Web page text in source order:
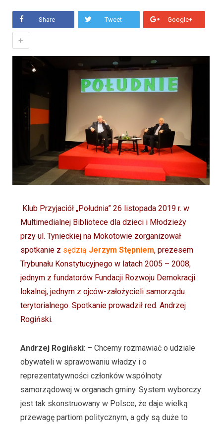
Share Tweet Google+
+
Klub Przyjaciół „Południa” 26 listopada 2019 r. w
Multimedialnej Bibliotece dla dzieci i Młodzieży
przy ul. Tynieckiej na Mokotowie zorganizował
spotkanie z sędzią Jerzym Stępniem, prezesem
Trybunału Konstytucyjnego w latach 2005 – 2008,
jednym z fundatorów Fundacji Rozwoju Demokracji
lokalnej, jednym z ojców-założycieli samorządu
terytorialnego. Spotkanie prowadził red. Andrzej
Rogiński.
Andrzej Rogiński: – Chcemy rozmawiać o udziale
obywateli w sprawowaniu władzy i o
reprezentatywności członków wspólnoty
samorządowej w organach gminy. System wyborczy
jest tak skonstruowany w Polsce, że daje wielką
przewagę partiom politycznym, a gdy są duże to